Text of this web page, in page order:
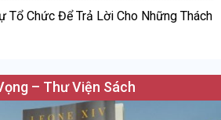
Tổ Chức Để Trả Lời Cho Những Thách
– Thư Viện Sách